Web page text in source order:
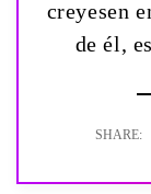
creyesen
de él,